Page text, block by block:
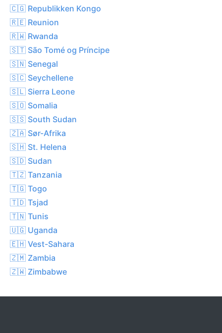
🇨🇬 Republikken Kongo
🇷🇪 Reunion
🇷🇼 Rwanda
🇸🇹 São Tomé og Príncipe
🇸🇳 Senegal
🇸🇨 Seychellene
🇸🇱 Sierra Leone
🇸🇴 Somalia
🇸🇸 South Sudan
🇿🇦 Sør-Afrika
🇸🇭 St. Helena
🇸🇩 Sudan
🇹🇿 Tanzania
🇹🇬 Togo
🇹🇩 Tsjad
🇹🇳 Tunis
🇺🇬 Uganda
🇪🇭 Vest-Sahara
🇿🇲 Zambia
🇿🇼 Zimbabwe